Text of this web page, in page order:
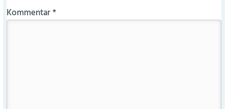
Kommentar*